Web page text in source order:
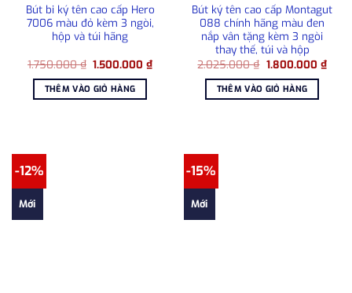
Bút bi ký tên cao cấp Hero
7006 màu đỏ kèm 3 ngòi,
hộp và túi hãng
1.750.000₫ Giá
là:
1.750.000 ₫.
1.500.000₫Giá
hiện
1.500.000 ₫.
THÊM VÀO GIỎ HÀNG
Bút ký tên cao cấp Montagut
088 chính hãng màu đen
nắp vân tặng kèm 3 ngòi
thay thế, túi và hộp
2.025.000₫ Giá
là:
2.025.000 ₫.
1.800.000 ₫Giá
hiện
THÊM VÀO GIỎ HÀNG
-12%
Mới
-15%
Mới